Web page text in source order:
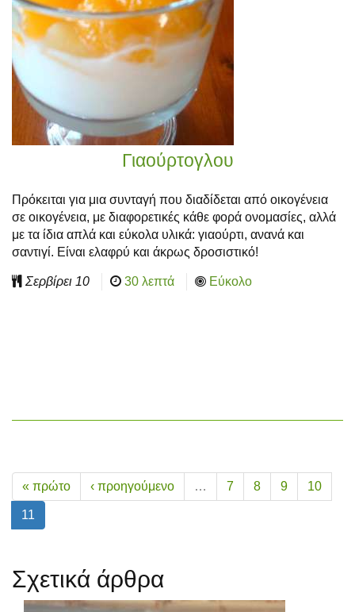
Γιαούρτογλου
Πρόκειται για μια συνταγή που διαδίδεται από οικογένεια
σε οικογένεια, με διαφορετικές κάθε φορά ονομασίες, αλλά
με τα ίδια απλά και εύκολα υλικά: γιαούρτι, ανανά και
σαντιγί. Είναι ελαφρύ και άκρως δροσιστικό!
Σερβίρει 10 30 λεπτά Εύκολο
« πρώτο ‹ προηγούμενο … 7 8 9 10
11
Σχετικά άρθρα